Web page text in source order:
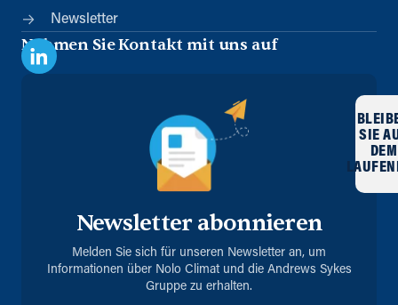
Newsletter
Nehmen Sie Kontakt mit uns auf
Newsletter abonnieren
Melden Sie sich für unseren Newsletter an, um
Informationen über Nolo Climat und die Andrews Sykes
Gruppe zu erhalten.
SIE
DEM